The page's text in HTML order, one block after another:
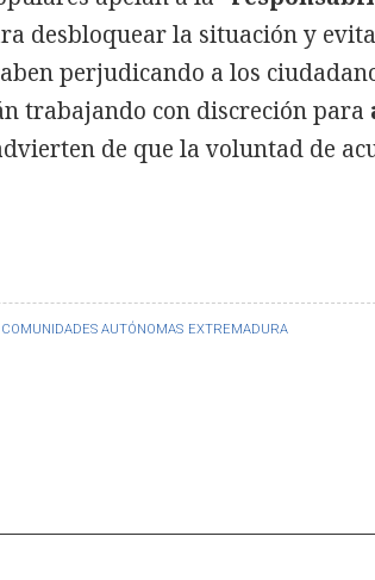
COMUNIDADES AUTÓNOMAS EXTREMADURA
desbloquear la situación y
perjudicando a los
trabajando con discreción para
de que la voluntad de